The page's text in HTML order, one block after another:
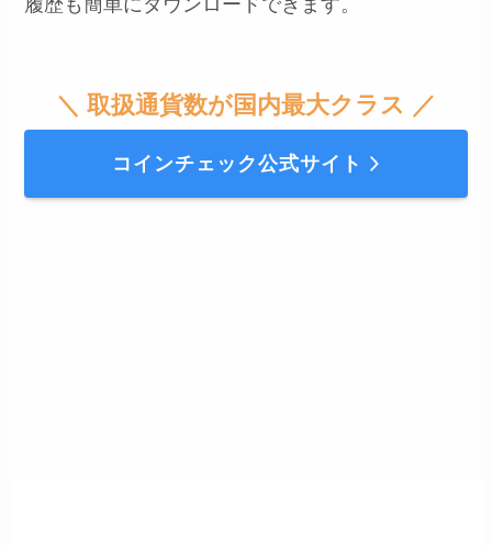
履歴も簡単にダウンロードできます。
＼ 取扱通貨数が国内最大クラス ／
コインチェック公式サイト